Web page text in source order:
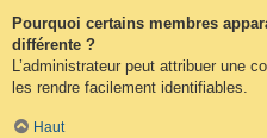
Pourquoi certains membres
différente ?
L’administrateur peut attribuer une
les rendre facilement identifiables.
Haut